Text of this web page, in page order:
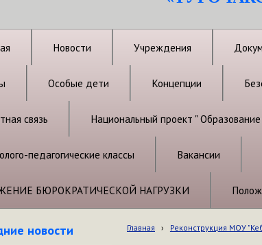
Новости Учреждения
Особые дети Концепции
связь Национальный проект "
педагогические классы Вакансии
БЮРОКРАТИЧЕСКОЙ НАГРУЗКИ
новости Главная › Реконструкция МОУ